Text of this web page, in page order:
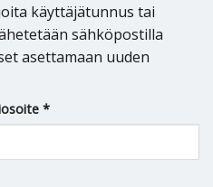
käyttäjätunnus tai
sähköpostilla
asettamaan uuden
*Vaaditaan